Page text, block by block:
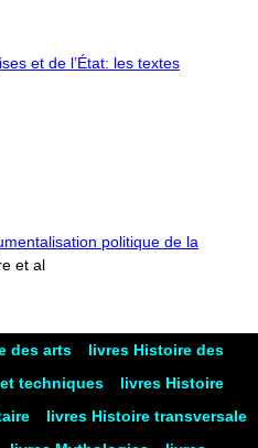
et de l’État: les textes
politique de la
et al
des arts
livres Histoire des
techniques
livres Histoire
livres Histoire transversale